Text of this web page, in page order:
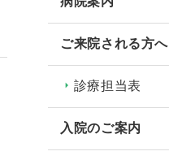
ご来院される方へ
診療担当表
入院のご案内